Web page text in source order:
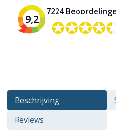
9,2
7224
✪✪✪✪✪
✪✪✪✪✪
Beschrijving
Reviews